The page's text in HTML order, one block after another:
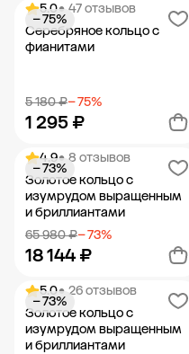
Добавить в корзину
5.0• 47 отзывов
Серебряное кольцо с
фианитами
5 180 ₽− 75%
1 295 ₽
− 75%
Добавить в корзину
4.9• 8 отзывов
Золотое кольцо с
изумрудом выращенным
и бриллиантами
65 980 ₽− 73%
18 144 ₽
− 73%
Добавить в корзину
5.0• 26 отзывов
Золотое кольцо с
изумрудом выращенным
и бриллиантами
− 73%